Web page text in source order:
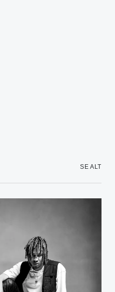
SE ALT